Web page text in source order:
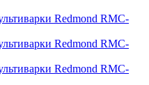
Redmond RMC-
Redmond RMC-
Redmond RMC-